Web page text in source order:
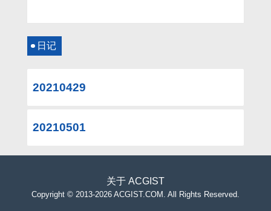
日记
20210429
20210501
关于 ACGIST
Copyright © 2013-2026 ACGIST.COM. All Rights Reserved.